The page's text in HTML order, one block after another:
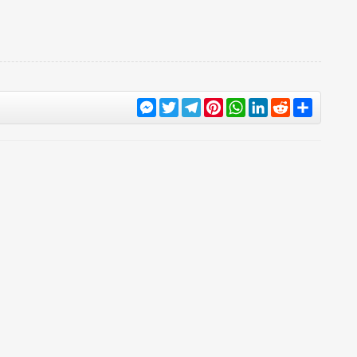
Messenger
TwitterTelegram
Pinterest
WhatsApp
LinkedIn
Reddit